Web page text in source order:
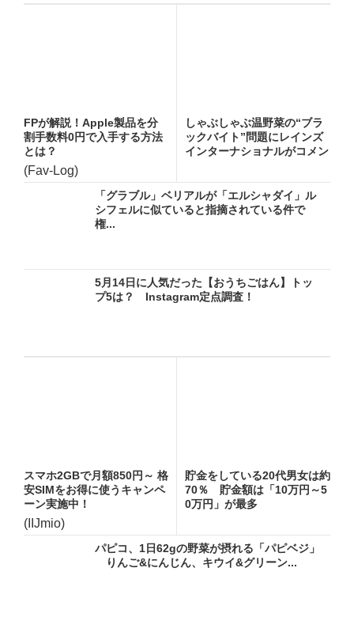
FPが解説！Apple製品を分
割手数料0円で入手する方法
とは？
(Fav-Log)
しゃぶしゃぶ温野菜の“ブラ
ックバイト”問題にレインズ
インターナショナルがコメン
「グラブル」ベリアルが「エルシャダイ」ル
シフェルに似ていると指摘されている件で
権...
5月14日に人気だった【おうちごはん】トッ
プ5は？ Instagram定点調査！
スマホ2GBで月額850円～ 格
安SIMをお得に使うキャンペ
ーン実施中！
(IIJmio)
貯金をしている20代男女は約
70％ 貯金額は「10万円～5
0万円」が最多
パピコ、1日62gの野菜が摂れる「パピベジ」
りんご&にんじん、キウイ&グリーン...